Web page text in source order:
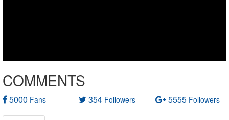
COMMENTS
5000 Fans 354 Followers 5555 Followers